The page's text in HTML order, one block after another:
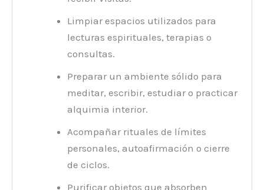
Limpiar espacios utilizados para
lecturas espirituales, terapias o
consultas.
Preparar un ambiente sólido para
meditar, escribir, estudiar o practicar
alquimia interior.
Acompañar rituales de límites
personales, autoafirmación o cierre
de ciclos.
Purificar objetos que absorben